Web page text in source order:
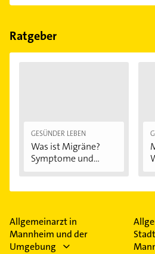
einfach nachBewertungen
Im Anbieter-Bereich finden Sie
Feiertagen abweichen können.
Ratgeber
GESÜNDER LEBEN
Was ist Migräne?
Symptome und...
Allgemeinarzt in
Mannheim und der
Umgebung